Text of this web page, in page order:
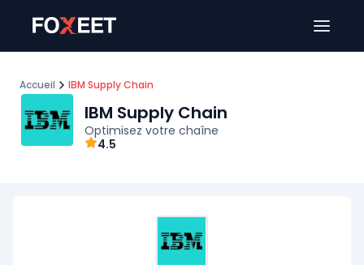
Accueil IBM Supply Chain
IBM Supply Chain
Optimisez votre chaîne
4.5